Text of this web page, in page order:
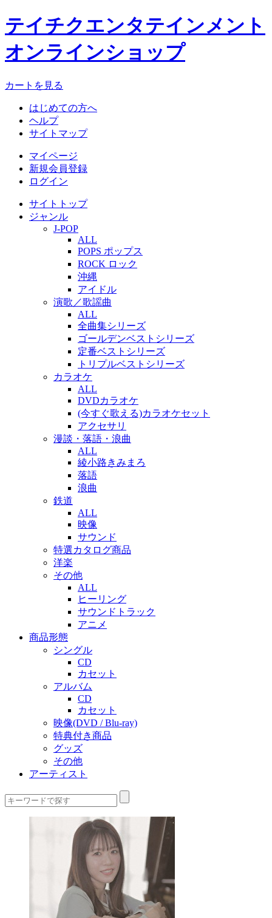
テイチクエンタテインメント
オンラインショップ
カートを見る
はじめての方へ
ヘルプ
サイトマップ
マイページ
新規会員登録
ログイン
サイトトップ
ジャンル
J-POP
ALL
POPS ポップス
ROCK ロック
沖縄
アイドル
演歌／歌謡曲
ALL
全曲集シリーズ
ゴールデンベストシリーズ
定番ベストシリーズ
トリプルベストシリーズ
カラオケ
ALL
DVDカラオケ
(今すぐ歌える)カラオケセット
アクセサリ
漫談・落語・浪曲
ALL
綾小路きみまろ
落語
浪曲
鉄道
ALL
映像
サウンド
特選カタログ商品
洋楽
その他
ALL
ヒーリング
サウンドトラック
アニメ
商品形態
シングル
CD
カセット
アルバム
CD
カセット
映像(DVD / Blu-ray)
特典付き商品
グッズ
その他
アーティスト